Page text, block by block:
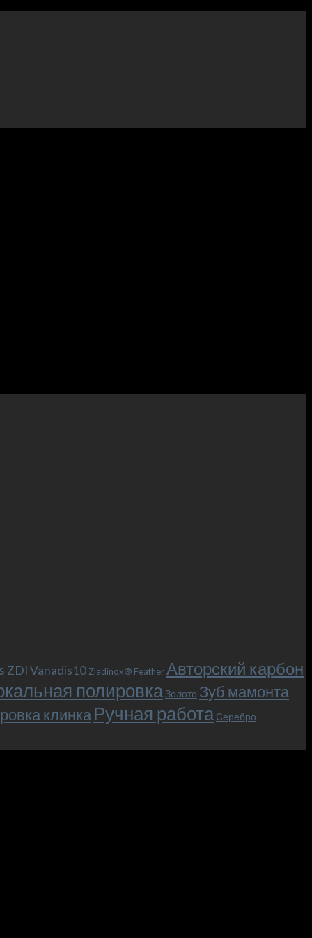
ZDI Vanadis10 Zladinox® FeatherАвторский карбон
полировка Золото Зуб мамонта
клинкаРучная работа Серебро